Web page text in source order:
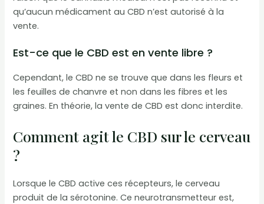
qu’aucun médicament au CBD n’est autorisé à la
vente.
Est-ce que le CBD est en vente libre ?
Cependant, le CBD ne se trouve que dans les fleurs et
les feuilles de chanvre et non dans les fibres et les
graines. En théorie, la vente de CBD est donc interdite.
Comment agit le CBD sur le cerveau
?
Lorsque le CBD active ces récepteurs, le cerveau
produit de la sérotonine. Ce neurotransmetteur est,